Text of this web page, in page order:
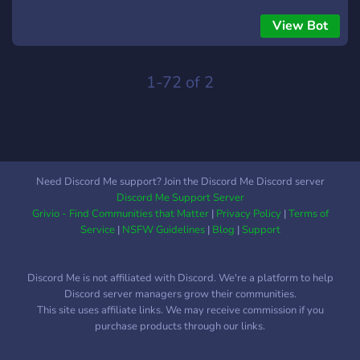
View Bot
1-72 of 2
Need Discord Me support? Join the Discord Me Discord server
Discord Me Support Server
Grivio - Find Communities that Matter| Privacy Policy|Terms of
Service| NSFW Guidelines| Blog |Support
Discord Me is not affiliated with Discord. We're a platform to help
Discord server managers grow their communities.
This site uses affiliate links. We may receive commission if you
purchase products through our links.